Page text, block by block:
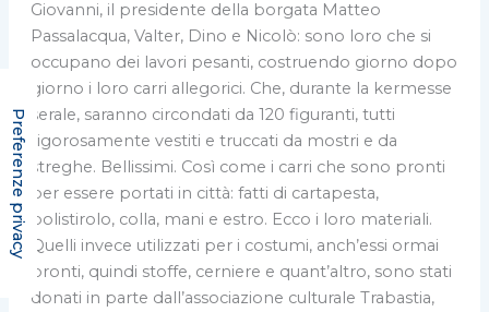
Giovanni, il presidente della borgata Matteo
Passalacqua, Valter, Dino e Nicolò: sono loro che si
occupano dei lavori pesanti, costruendo giorno dopo
giorno i loro carri allegorici. Che, durante la kermesse
serale, saranno circondati da 120 figuranti, tutti
rigorosamente vestiti e truccati da mostri e da
streghe. Bellissimi. Così come i carri che sono pronti
per essere portati in città: fatti di cartapesta,
polistirolo, colla, mani e estro. Ecco i loro materiali.
Quelli invece utilizzati per i costumi, anch’essi ormai
pronti, quindi stoffe, cerniere e quant’altro, sono stati
donati in parte dall’associazione culturale Trabastia,